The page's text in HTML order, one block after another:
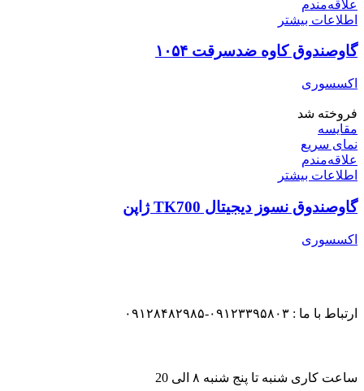
علاقه‌مندم
اطلاعات بیشتر
گاوصندوق کاوه ضدسرقت ۱۰۵۴
اکسسوری
فروخته شد
مقایسه
نمای سریع
علاقه‌مندم
اطلاعات بیشتر
گاوصندوق نسوز دیجیتال TK700 ژاپن
اکسسوری
ارتباط با ما : ۰۹۱۲۳۳۹۵۸۰۳-۰۹۱۲۸۴۸۲۹۸۵
ساعت کاری شنبه تا پنج شنبه ۸ الی 20